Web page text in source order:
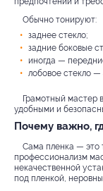
Обычно тонируют:
заднее стекло;
задние боковые
иногда —
лобовое стекло —
Грамотный мастер
удобными и
Почему важно,
Сама пленка — это
профессионализм
некачественной
под пленкой,